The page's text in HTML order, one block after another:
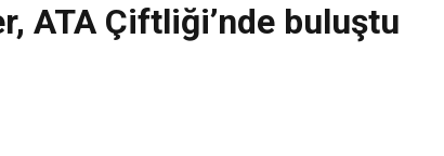
ATA Çiftliği’nde buluştu